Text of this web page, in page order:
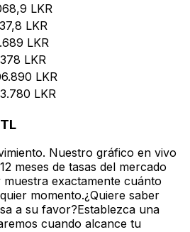
LKR
LKR
LKR
LKR
LKR
LKR
Nuestro gráfico en vivo
meses de tasas del mercado
exactamente cuánto
momento.¿Quiere saber
a su favor?Establezca una
cuando alcance tu